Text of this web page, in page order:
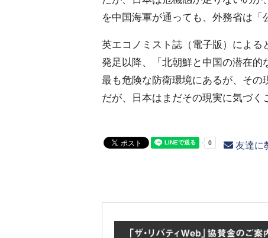
を中国海軍が通っても、外務省は「
英エコノミスト誌（電子版）によ
発足以降、「北朝鮮と中国の潜在
最も危険な防衛環境にあるが、その
だが、日本はまだその現実に気づく
友達に